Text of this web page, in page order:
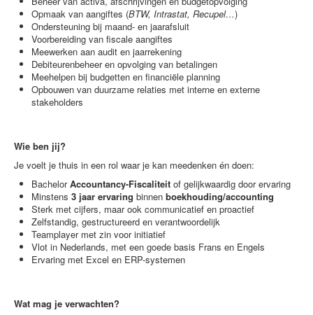
Opmaak van aangiftes (BTW, Intrastat, Recupel…)
Ondersteuning bij maand- en jaarafsluit
Voorbereiding van fiscale aangiftes
Meewerken aan audit en jaarrekening
Debiteurenbeheer en opvolging van betalingen
Meehelpen bij budgetten en financiële planning
Opbouwen van duurzame relaties met interne en externe
stakeholders
Wie ben jij?
Je voelt je thuis in een rol waar je kan meedenken én doen:
BachelorAccountancy-Fiscaliteit of gelijkwaardig door ervaring
Minstens 3 jaar ervaring binnen boekhouding/accounting
Sterk met cijfers, maar ook communicatief en proactief
Zelfstandig, gestructureerd en verantwoordelijk
Teamplayer met zin voor initiatief
Vlot in Nederlands, met een goede basis Frans en Engels
Ervaring met Excel en ERP-systemen
Wat mag je verwachten?